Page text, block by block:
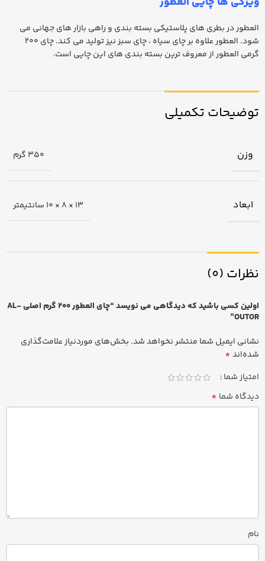
العطور در بطری های پلاستیکی بسته بندی و راهی بازار های جهانی می
شود. العطور علاوه بر چای سیاه ، چای سبز نیز تولید می کند. چای 200
گرمی العطور از معروف ترین بسته بندی های این چایی است.
توضیحات تکمیلی
وزن 350 گرم
ابعاد 13 × 8 × 10 سانتیمتر
نظرات (0)
اولین کسی باشید که دیدگاهی می نویسد “چای العطور 200 گرم اصلی AL-
OUTOR”
نشانی ایمیل شما منتشر نخواهد شد. بخش‌های موردنیاز علامت‌گذاری
شده‌اند*
امتیاز شما
دیدگاه شما *
نام